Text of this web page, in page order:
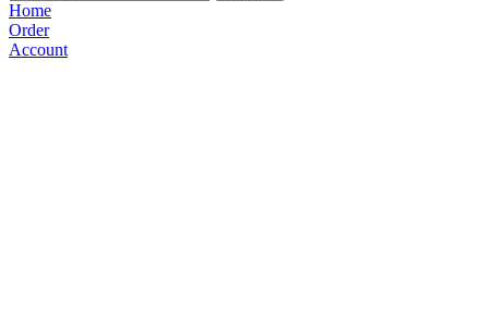
Home
Order
Account